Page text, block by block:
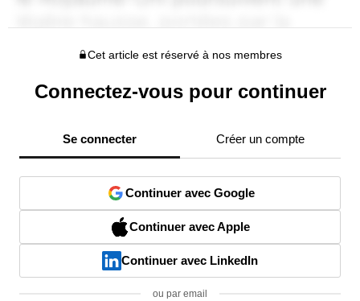
Cet article est réservé à nos membres
Connectez-vous pour continuer
Se connecter Créer un compte
Continuer avec Google
Continuer avec Apple
Continuer avec LinkedIn
ou par email